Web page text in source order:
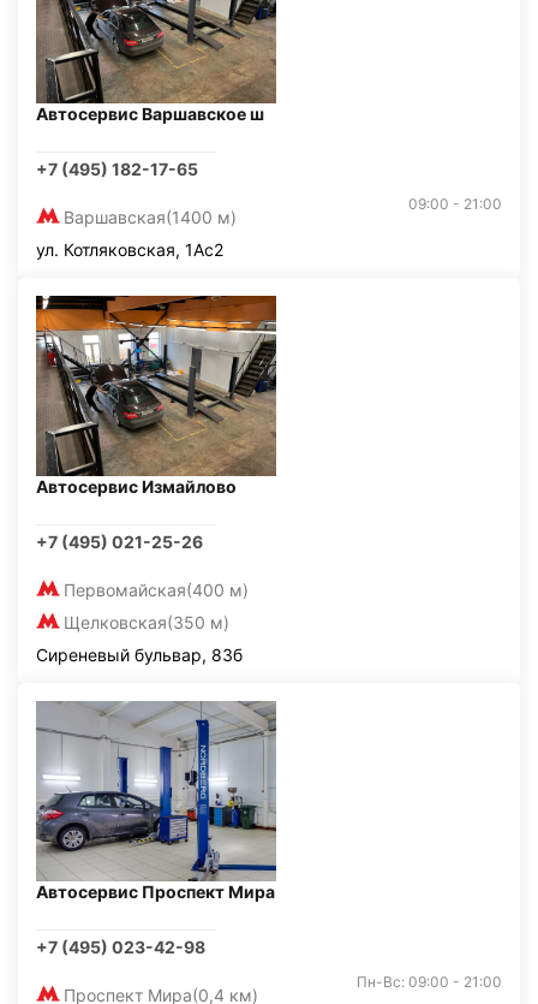
Автосервис Варшавское ш
+7 (495) 182-17-65
Варшавская(1400 м)
09:00 - 21:00
ул. Котляковская, 1Ас2
Автосервис Измайлово
+7 (495) 021-25-26
Первомайская(400 м)
Щелковская(350 м)
Сиреневый бульвар, 83б
Автосервис Проспект Мира
+7 (495) 023-42-98
Проспект Мира(0,4 км)
Пн-Вс: 09:00 - 21:00